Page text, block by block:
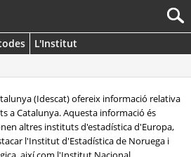
L'Institut
(Idescat) ofereix informació relativa
a Catalunya. Aquesta informació és
altres instituts d'estadística d'Europa,
l'Institut d'Estadística de Noruega i